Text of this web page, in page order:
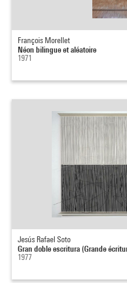
François Morellet
Néon bilingue et aléatoire
1971
Jesús Rafael Soto
Gran doble escritura (Grande
1977